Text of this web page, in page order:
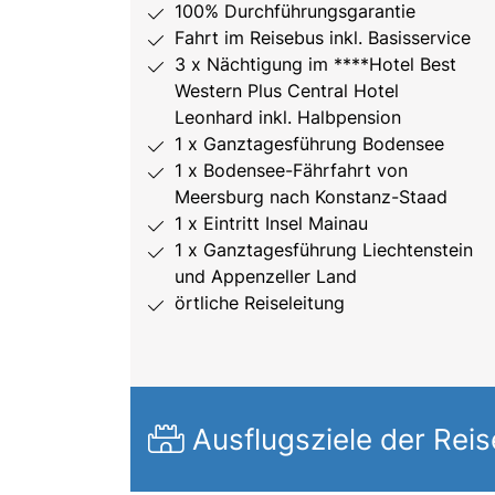
100% Durchführungsgarantie
Fahrt im Reisebus inkl. Basisservice
3 x Nächtigung im ****Hotel Best
Western Plus Central Hotel
Leonhard inkl. Halbpension
1 x Ganztagesführung Bodensee
1 x Bodensee-Fährfahrt von
Meersburg nach Konstanz-Staad
1 x Eintritt Insel Mainau
1 x Ganztagesführung Liechtenstein
und Appenzeller Land
örtliche Reiseleitung
Ausflugsziele der